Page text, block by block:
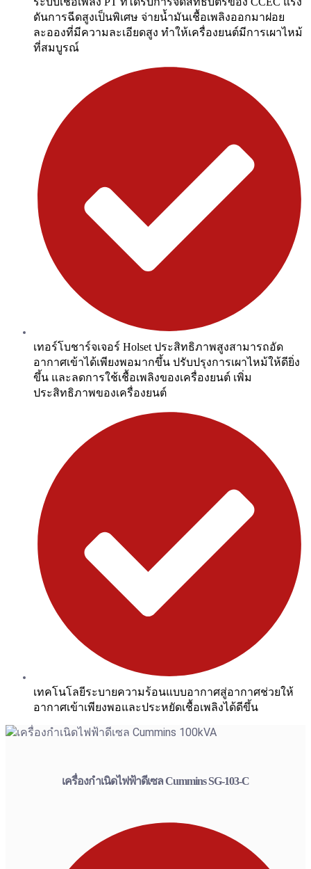
ดันการฉีดสูงเป็นพิเศษ จ่ายน้ำมันเชื้อเพลิงออกมาฝอย
ละอองที่มีความละเอียดสูง ทำให้เครื่องยนต์มีการเผาไหม้
ที่สมบูรณ์
เทอร์โบชาร์จเจอร์ Holset ประสิทธิภาพสูงสามารถอัด
อากาศเข้าได้เพียงพอมากขึ้น ปรับปรุงการเผาไหม้ให้ดียิ่ง
ขึ้น และลดการใช้เชื้อเพลิงของเครื่องยนต์ เพิ่ม
ประสิทธิภาพของเครื่องยนต์
เทคโนโลยีระบายความร้อนแบบอากาศสู่อากาศช่วยให้
อากาศเข้าเพียงพอและประหยัดเชื้อเพลิงได้ดีขึ้น
เครื่องกำเนิดไฟฟ้าดีเซล Cummins SG-103-C